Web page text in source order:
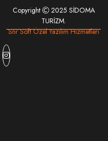
Copyright
2025 SİDOMA
TURİZM.
Snr Soft Özel Yazılım Hizmetleri